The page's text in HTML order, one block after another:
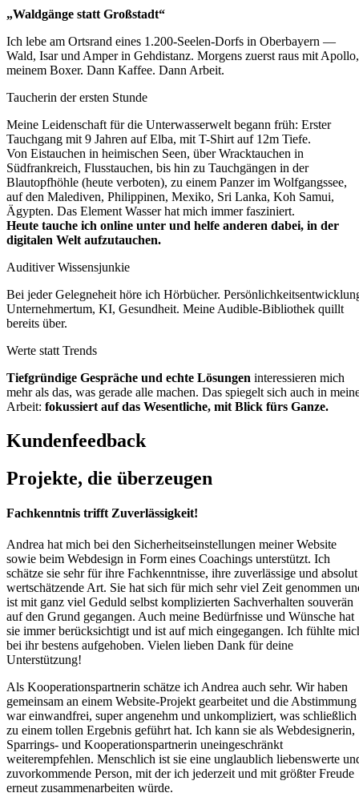
„Waldgänge statt Großstadt“
Ich lebe am Ortsrand eines 1.200-Seelen-Dorfs in Oberbayern —
Wald, Isar und Amper in Gehdistanz. Morgens zuerst raus mit Apollo,
meinem Boxer. Dann Kaffee. Dann Arbeit.
Taucherin der ersten Stunde
Meine Leidenschaft für die Unterwasserwelt begann früh: Erster
Tauchgang mit 9 Jahren auf Elba, mit T-Shirt auf 12m Tiefe.
Von Eistauchen in heimischen Seen, über Wracktauchen in
Südfrankreich, Flusstauchen, bis hin zu Tauchgängen in der
Blautopfhöhle (heute verboten), zu einem Panzer im Wolfgangssee,
auf den Malediven, Philippinen, Mexiko, Sri Lanka, Koh Samui,
Ägypten. Das Element Wasser hat mich immer fasziniert.
Heute tauche ich online unter und helfe anderen dabei, in der
digitalen Welt aufzutauchen.
Auditiver Wissensjunkie
Bei jeder Gelegneheit höre ich Hörbücher.
Unternehmertum, KI, Gesundheit. Meine Audible-Bibliothek quillt
bereits über.
Werte statt Trends
Tiefgründige Gespräche und echte Lösungen interessieren mich
mehr als das, was gerade alle machen. Das spiegelt sich auch in
Arbeit: fokussiert auf das Wesentliche, mit Blick fürs Ganze.
Kundenfeedback
Projekte, die überzeugen
Fachkenntnis trifft Zuverlässigkeit!
Andrea hat mich bei den Sicherheitseinstellungen meiner Website
sowie beim Webdesign in Form eines Coachings unterstützt. Ich
schätze sie sehr für ihre Fachkenntnisse, ihre zuverlässige und absolut
wertschätzende Art. Sie hat sich für mich sehr viel Zeit genommen
ist mit ganz viel Geduld selbst komplizierten Sachverhalten souverän
auf den Grund gegangen. Auch meine Bedürfnisse und Wünsche hat
sie immer berücksichtigt und ist auf mich eingegangen. Ich fühlte
bei ihr bestens aufgehoben. Vielen lieben Dank für deine
Unterstützung!
Als Kooperationspartnerin schätze ich Andrea auch sehr. Wir haben
gemeinsam an einem Website-Projekt gearbeitet und die Abstimmung
war einwandfrei, super angenehm und unkompliziert, was schließlich
zu einem tollen Ergebnis geführt hat. Ich kann sie als Webdesignerin,
Sparrings- und Kooperationspartnerin uneingeschränkt
weiterempfehlen. Menschlich ist sie eine unglaublich liebenswerte
zuvorkommende Person, mit der ich jederzeit und mit größter Freude
erneut zusammenarbeiten würde.